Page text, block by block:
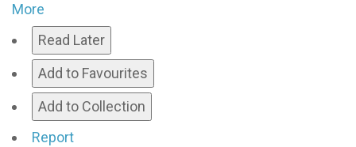
More
Read Later
Add to Favourites
Add to Collection
Report